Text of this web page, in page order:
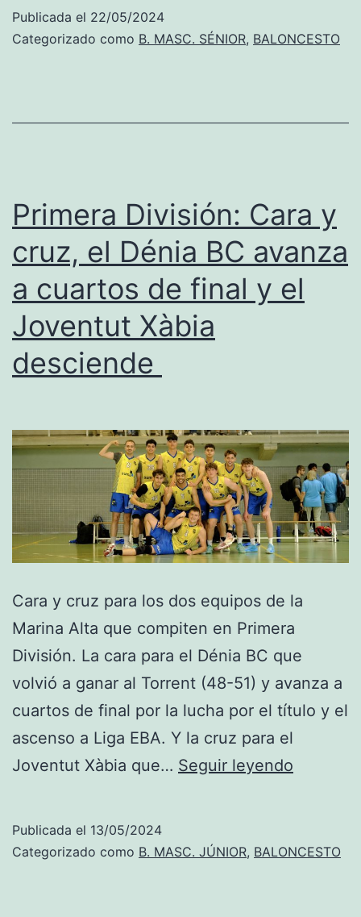
Dénia
en
la
final
four
EBA
Publicada el 22/05/2024
Categorizado como B. MASC. SÉNIOR, BALONCESTO
Primera División: Cara y
cruz, el Dénia BC avanza
a cuartos de final y el
Joventut Xàbia
desciende
Cara y cruz para los dos equipos de la
Marina Alta que compiten en Primera
División. La cara para el Dénia BC que
volvió a ganar al Torrent (48-51) y avanza a
cuartos de final por la lucha por el título y el
ascenso a Liga EBA. Y la cruz para el
Joventut Xàbia que… Seguir leyendo
y
Publicada el 13/05/2024
Categorizado como B. MASC. JÚNIOR, BALONCESTO